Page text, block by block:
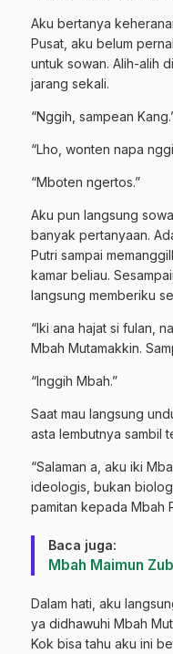
Aku bertanya
Pusat, aku belum
untuk sowan. Alih-alih
jarang sekali.
“Nggih, sampean
“Lho, wonten napa
“Mboten ngertos.”
Aku pun langsung
banyak pertanyaan.
Putri sampai
kamar beliau.
langsung memberiku
“Iki ana hajat si fulan,
Mbah Mutamakkin.
“Inggih Mbah.”
Saat mau langsung
asta lembutnya sambil
“Salaman a, aku iki
ideologis, bukan
pamitan kepada Mbah
Baca juga:
Mbah Maimun
Dalam hati, aku
ya didhawuhi Mbah
Kok bisa tahu aku ini